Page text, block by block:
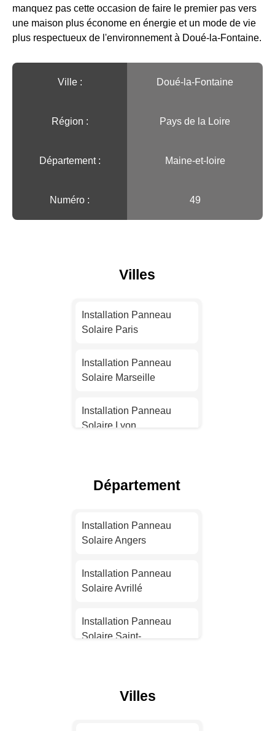
manquez pas cette occasion de faire le premier pas vers
une maison plus économe en énergie et un mode de vie
plus respectueux de l'environnement à Doué-la-Fontaine.
Ville :️ Doué-la-Fontaine
Région :️ Pays de la Loire
Département : Maine-et-loire
Numéro : 49
Villes
Installation Panneau
Solaire Paris
Installation Panneau
Solaire Marseille
Installation Panneau
Solaire Lyon
Solaire Nice
Solaire Nantes
Solaire Strasbourg
Installation Panneau
Département
Installation Panneau
Solaire Angers
Installation Panneau
Solaire Avrillé
Installation Panneau
Solaire Saint-
Solaire Montreuil-Juigné
Villes